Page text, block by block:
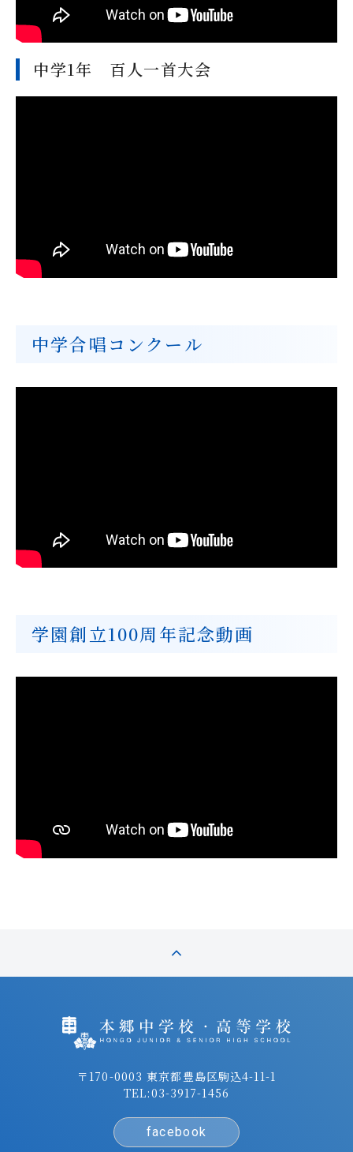
中学1年 百人一首大会
中学合唱コンクール
学園創立100周年記念動画
〒170-0003 東京都豊島区駒込4-11-1
TEL:03-3917-1456
facebook